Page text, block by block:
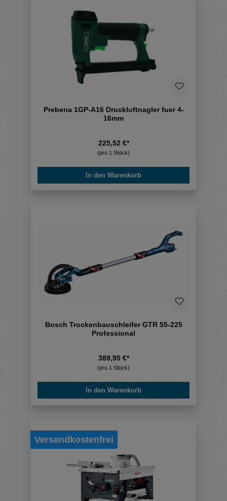
Prebena 1GP-A16 Druckluftnagler fuer 4-
16mm
225,52 €*
(pro 1 Stück)
In den Warenkorb
Bosch Trockenbauschleifer GTR 55-225
Professional
389,95 €*
(pro 1 Stück)
In den Warenkorb
Versandkostenfrei